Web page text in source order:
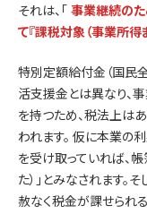
それは、「 事業継続の
て『課税対象（事業所得
特別定額給付金（国民
活支援金とは異なり、
を持つため、税法上は
われます。 仮に本業の
を受け取っていれば、
た）」とみなされます。
赦なく税金が課せられる